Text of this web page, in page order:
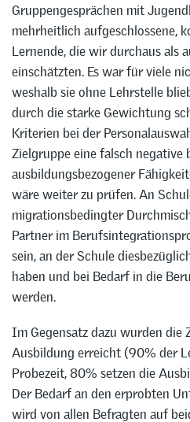
Gruppengesprächen mit
mehrheitlich aufgeschlossene,
Lernende, die wir durchaus als
einschätzten. Es war für viele
weshalb sie ohne Lehrstelle
durch die starke Gewichtung
Kriterien bei der
Zielgruppe eine falsch negative
ausbildungsbezogener
wäre weiter zu prüfen. An
migrationsbedingter
Partner im
sein, an der Schule
haben und bei Bedarf in die
werden.
Im Gegensatz dazu wurden die
Ausbildung erreicht (90% der
Probezeit, 80% setzen die
Der Bedarf an den erprobten
wird von allen Befragten auf